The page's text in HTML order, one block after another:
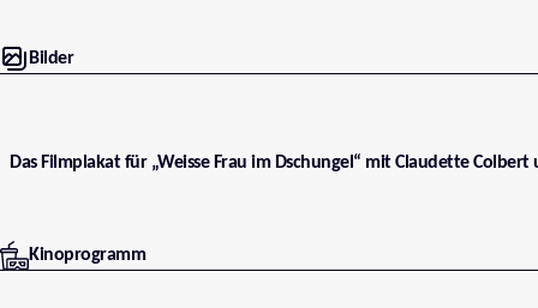
Bilder
Das Filmplakat für „Weisse Frau im Dschungel“ mit Claudette Colbert
Kinoprogramm